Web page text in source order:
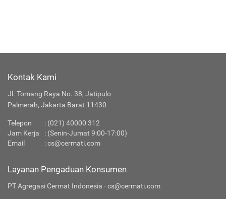
Kontak Kami
Jl. Tomang Raya No. 38, Jatipulo
Palmerah, Jakarta Barat 11430
Telepon : (021) 40000 312
Jam Kerja
: (Senin-Jumat 9:00-17:00)
Email
:cs@cermati.com
Layanan Pengaduan Konsumen
PT Agregasi Cermat Indonesia - cs@cermati.com